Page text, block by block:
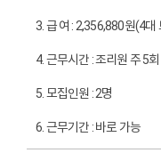
3. 급 여 : 2,356,880원(4대
4. 근무시간 : 조리원 주 5
5. 모집인원 : 2명
6. 근무기간 : 바로 가능